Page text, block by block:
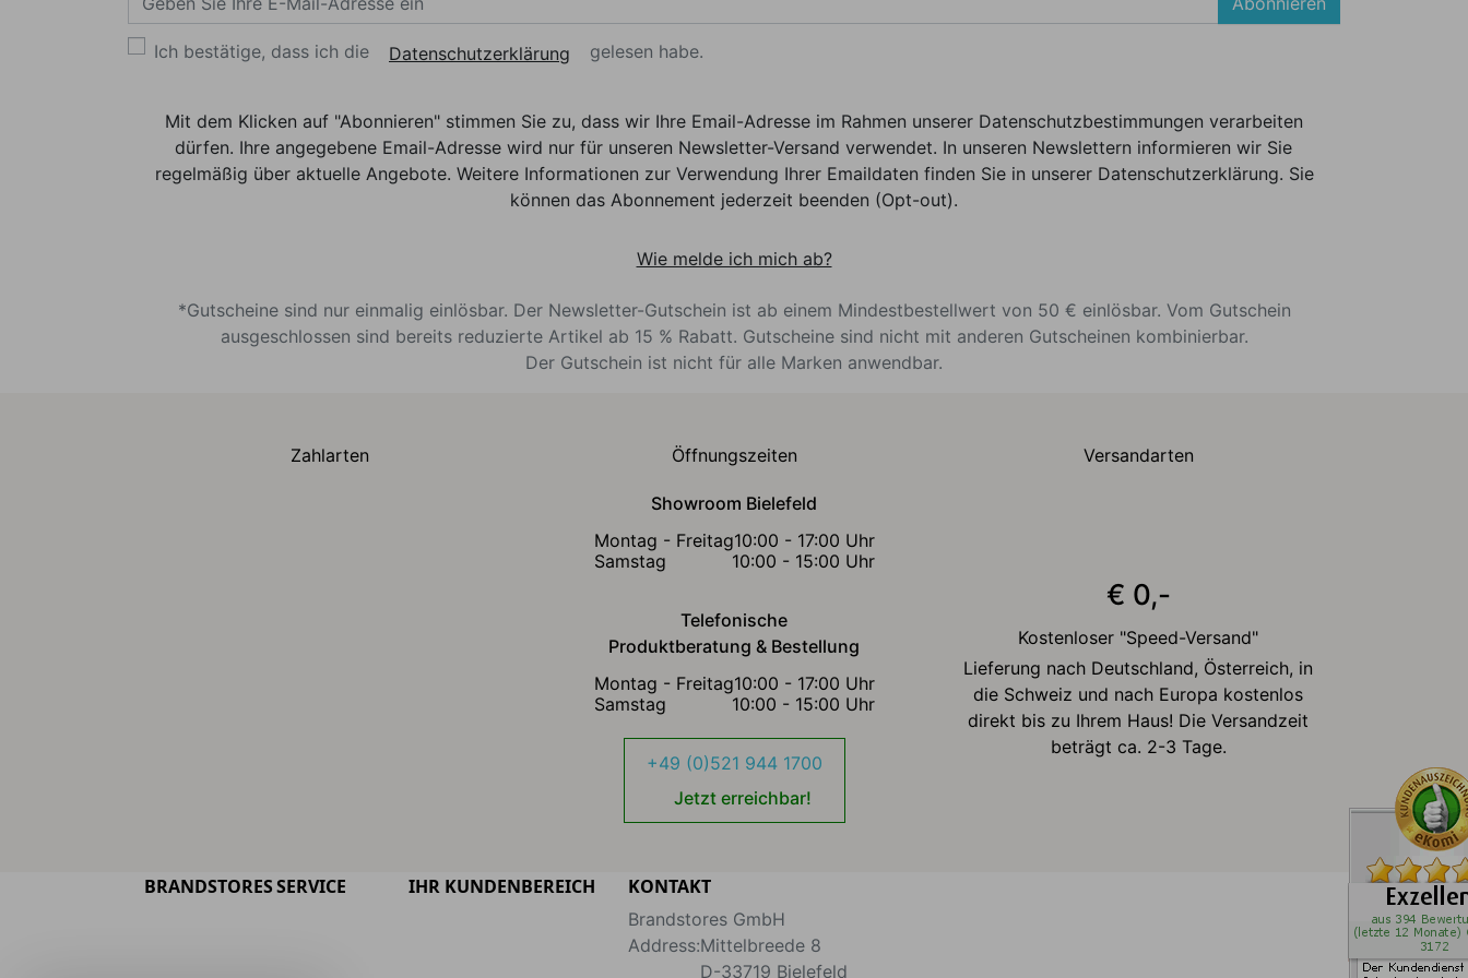
Ich bestätige, dass ich die Datenschutzerklärung gelesen habe.
Mit dem Klicken auf "Abonnieren" stimmen Sie zu, dass wir Ihre Email-Adresse im Rahmen unserer Datenschutzbestimmungen verarbeiten
dürfen. Ihre angegebene Email-Adresse wird nur für unseren Newsletter-Versand verwendet. In unseren Newslettern informieren wir Sie
regelmäßig über aktuelle Angebote. Weitere Informationen zur Verwendung Ihrer Emaildaten finden Sie in unserer Datenschutzerklärung. Sie
können das Abonnement jederzeit beenden (Opt-out).
Wie melde ich mich ab?
*Gutscheine sind nur einmalig einlösbar. Der Newsletter-Gutschein ist ab einem Mindestbestellwert von 50 € einlösbar. Vom Gutschein
ausgeschlossen sind bereits reduzierte Artikel ab 15 % Rabatt. Gutscheine sind nicht mit anderen Gutscheinen kombinierbar.
Der Gutschein ist nicht für alle Marken anwendbar.
Zahlarten Öffnungszeiten
Showroom Bielefeld
Montag - Freitag10:00 - 17:00 Uhr
Samstag
10:00 - 15:00 Uhr
Telefonische
Produktberatung & Bestellung
Montag - Freitag10:00 - 17:00 Uhr
Samstag
10:00 - 15:00 Uhr
+49 (0)521 944 1700
Jetzt erreichbar!
Versandarten
€ 0,-
Kostenloser "Speed-Versand"
Lieferung nach Deutschland, Österreich, in
die Schweiz und nach Europa kostenlos
direkt bis zu Ihrem Haus! Die Versandzeit
beträgt ca. 2-3 Tage.
BRANDSTORESSERVICE IHR KUNDENBEREICH KONTAKT
Brandstores GmbH
Address:Mittelbreede 8
D-33719 Bielefeld